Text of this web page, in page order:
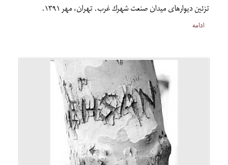
تزئين ديوارهای ميدان صنعت شهرك غرب. تهران، مهر ۱۳۹۱.
ادامه